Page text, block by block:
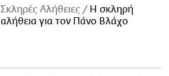
Σκληρές Αλήθειες
H σκληρή
αλήθεια για τον Πάνο Βλάχο